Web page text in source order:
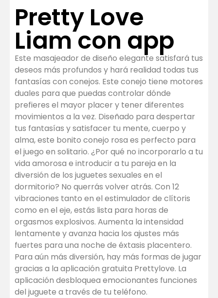
Pretty Love
Liam con app
Este masajeador de diseño elegante satisfará tus
deseos más profundos y hará realidad todas tus
fantasías con conejos. Este conejo tiene motores
duales para que puedas controlar dónde
prefieres el mayor placer y tener diferentes
movimientos a la vez. Diseñado para despertar
tus fantasías y satisfacer tu mente, cuerpo y
alma, este bonito conejo rosa es perfecto para
el juego en solitario. ¿Por qué no incorporarlo a tu
vida amorosa e introducir a tu pareja en la
diversión de los juguetes sexuales en el
dormitorio? No querrás volver atrás. Con 12
vibraciones tanto en el estimulador de clítoris
como en el eje, estás lista para horas de
orgasmos explosivos. Aumenta la intensidad
lentamente y avanza hacia los ajustes más
fuertes para una noche de éxtasis placentero.
Para aún más diversión, hay más formas de jugar
gracias a la aplicación gratuita Prettylove. La
aplicación desbloquea emocionantes funciones
del juguete a través de tu teléfono.